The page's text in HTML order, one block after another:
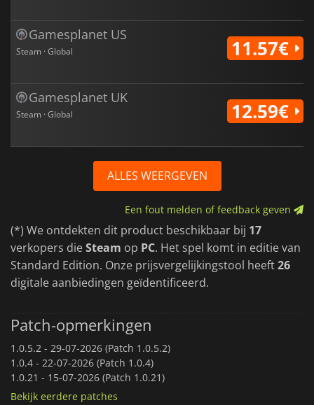
Gamesplanet US
Steam · Global 11.57€
Gamesplanet UK
Steam · Global 12.59€
ALLES WEERGEVEN
Een fout melden of feedback geven
(*) We ontdekten dit product beschikbaar bij 17
verkopers dieSteam op PC. Het spel komt in editie van
Standard Edition. Onze prijsvergelijkingstool heeft26
digitale aanbiedingen geïdentificeerd.
Patch-opmerkingen
1.0.5.2 - 29-07-2026 (Patch 1.0.5.2)
1.0.4 - 22-07-2026 (Patch 1.0.4)
1.0.21 - 15-07-2026 (Patch 1.0.21)
Bekijk eerdere patches